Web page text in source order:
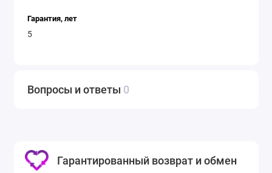
Гарантия, лет
5
Вопросы и ответы 0
Гарантированный возврат и обмен